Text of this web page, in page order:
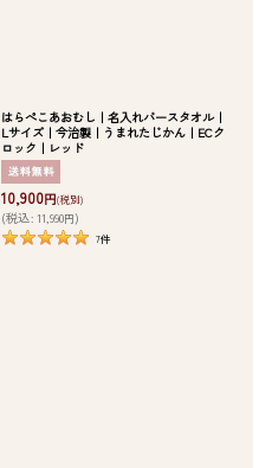
はらぺこあおむし｜名入れバースタオル｜
Lサイズ｜今治製｜うまれたじかん｜ECク
ロック｜レッド
10,900円(税別)
(税込: 11,990円)
7件